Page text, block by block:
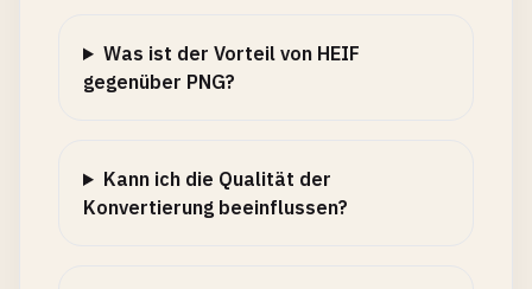
Was ist der Vorteil von HEIF
gegenüber PNG?
Kann ich die Qualität der
Konvertierung beeinflussen?